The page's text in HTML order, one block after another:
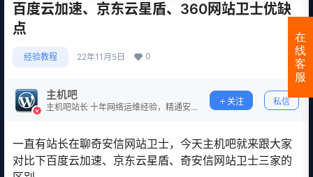
百度云加速、京东云星盾、360网站卫士优缺
点
经验教程 22年11月5日 0
主机吧
主机吧站长 十年网络运维经验，精通安
关注 私信
一直有站长在聊奇安信网站卫士，今天主机吧就来跟大家
对比下百度云加速、京东云星盾、奇安信网站卫士三家的
在
线
客
服